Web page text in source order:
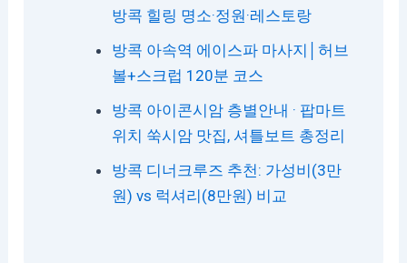
방콕 힐링 명소·정원·레스토랑
방콕 아속역 에이스파 마사지│허브
볼+스크럽 120분 코스
방콕 아이콘시암 층별안내 · 팝마트
위치 쑥시암 맛집, 셔틀보트 총정리
방콕 디너크루즈 추천: 가성비(3만
원) vs 럭셔리(8만원) 비교